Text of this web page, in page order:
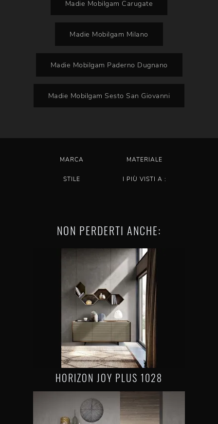
Madie Mobilgam Carugate
Madie Mobilgam Milano
Madie Mobilgam Paderno Dugnano
Madie Mobilgam Sesto San Giovanni
MARCA MATERIALE
STILE I PIÙ VISTI A :
NON PERDERTI ANCHE:
HORIZON JOY PLUS 1028